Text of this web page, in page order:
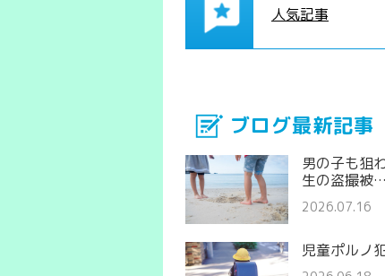
人気記事
ブログ最新記事
男の子も狙
生の盗撮被…
2026.07.16
児童ポルノ